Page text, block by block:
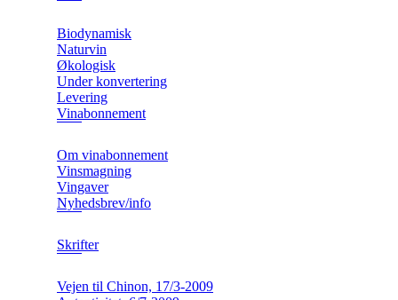
Biodynamisk
Naturvin
Økologisk
Under konvertering
Levering
Vinabonnement
Om vinabonnement
Vinsmagning
Vingaver
Nyhedsbrev/info
Skrifter
Vejen til Chinon, 17/3-2009